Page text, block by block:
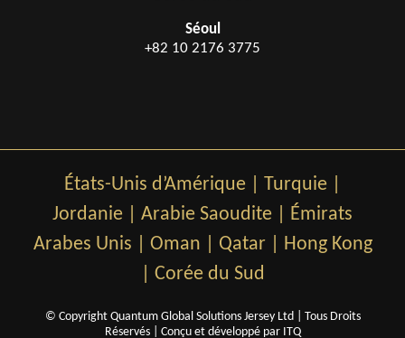
Séoul
+82 10 2176 3775
États-Unis d’Amérique Turquie
Jordanie
Arabie Saoudite
Émirats
Arabes Unis
Oman Qatar| Hong Kong
Corée du Sud
© Copyright Quantum Global Solutions Jersey Ltd | Tous Droits
Réservés | Conçu et développé par ITQ